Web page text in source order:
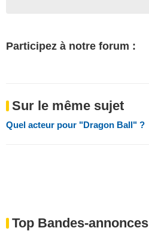
Participez à notre forum :
Sur le même sujet
Quel acteur pour "Dragon Ball" ?
Top Bandes-annonces